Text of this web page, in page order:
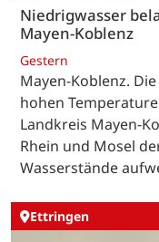
Niedrigwasser
Mayen-Koblenz
Gestern
Mayen-Koblenz.
hohen
Landkreis Mayen-
Rhein und Mosel
Wasserstände
Ettringen